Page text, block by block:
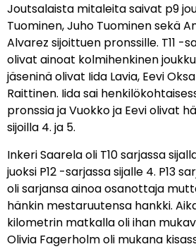
Joutsalaista mitaleita saivat p9
Tuominen, Juho Tuominen sekä
Alvarez sijoittuen pronssille. T11 -
olivat ainoat kolmihenkinen
jäseninä olivat Iida Lavia, Eevi
Raittinen. Iida sai
pronssia ja Vuokko ja Eevi olivat
sijoilla 4. ja 5.
Inkeri Saarela oli T10 sarjassa
juoksi P12 -sarjassa sijalle 4. P13
oli sarjansa ainoa osanottaja
hänkin mestaruutensa hankki.
kilometrin matkalla oli ihan
Olivia Fagerholm oli mukana